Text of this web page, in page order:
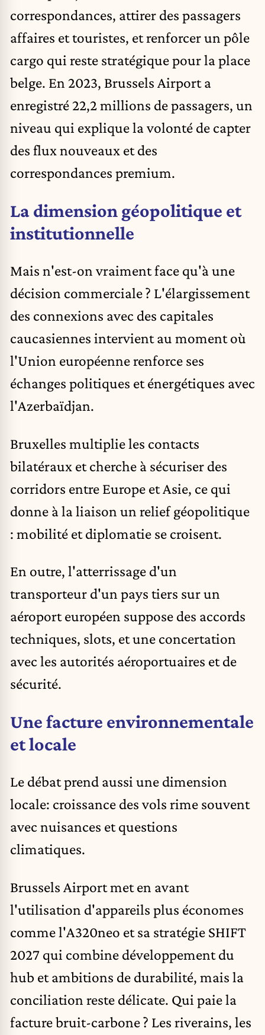
correspondances, attirer des passagers
affaires et touristes, et renforcer un pôle
cargo qui reste stratégique pour la place
belge. En 2023, Brussels Airport a
enregistré 22,2 millions de passagers, un
niveau qui explique la volonté de capter
des flux nouveaux et des
correspondances premium.
La dimension géopolitique et
institutionnelle
Mais n'est-on vraiment face qu'à une
décision commerciale ? L'élargissement
des connexions avec des capitales
caucasiennes intervient au moment où
l'Union européenne renforce ses
échanges politiques et énergétiques avec
l'Azerbaïdjan.
Bruxelles multiplie les contacts
bilatéraux et cherche à sécuriser des
corridors entre Europe et Asie, ce qui
donne à la liaison un relief géopolitique
: mobilité et diplomatie se croisent.
En outre, l'atterrissage d'un
transporteur d'un pays tiers sur un
aéroport européen suppose des accords
techniques, slots, et une concertation
avec les autorités aéroportuaires et de
sécurité.
Une facture environnementale
et locale
Le débat prend aussi une dimension
locale: croissance des vols rime souvent
avec nuisances et questions
climatiques.
Brussels Airport met en avant
l'utilisation d'appareils plus économes
comme l'A320neo et sa stratégie SHIFT
2027 qui combine développement du
hub et ambitions de durabilité, mais la
conciliation reste délicate. Qui paie la
facture bruit-carbone ? Les riverains, les